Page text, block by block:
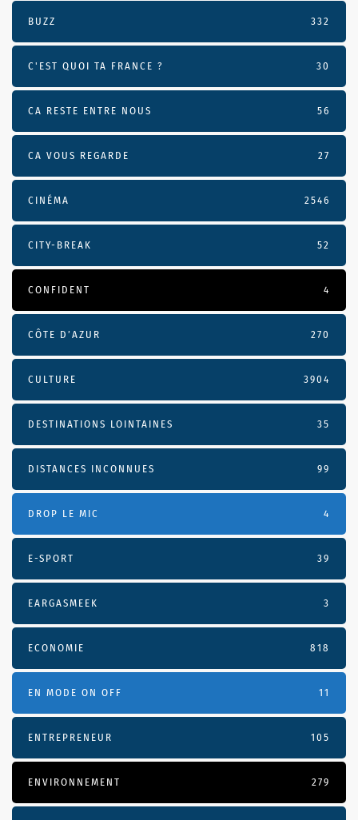
BUZZ 332
C'EST QUOI TA FRANCE ? 30
CA RESTE ENTRE NOUS 56
CA VOUS REGARDE 27
CINÉMA 2546
CITY-BREAK 52
CONFIDENT 4
CÔTE D’AZUR 270
CULTURE 3904
DESTINATIONS LOINTAINES 35
DISTANCES INCONNUES 99
DROP LE MIC 4
E-SPORT 39
EARGASMEEK 3
ECONOMIE 818
EN MODE ON OFF 11
ENTREPRENEUR 105
ENVIRONNEMENT 279